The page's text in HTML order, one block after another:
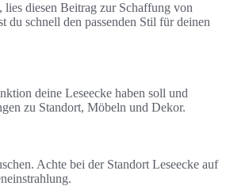
diesen Beitrag zur Schaffung von
du schnell den passenden Stil für deinen
deine Leseecke haben soll und
zu Standort, Möbeln und Dekor.
Achte bei der Standort Leseecke auf